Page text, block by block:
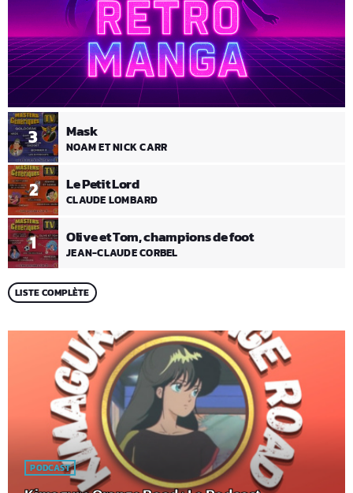
1 Olive et Tom, champions de foot
JEAN-CLAUDE CORBEL
2 Le Petit Lord
CLAUDE LOMBARD
3 Mask
NOAM ET NICK CARR
LISTE COMPLÈTE
PODCAST